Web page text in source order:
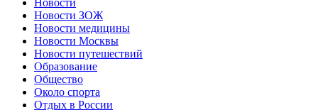
Новости
Новости ЗОЖ
Новости медицины
Новости Москвы
Новости путешествий
Образование
Общество
Около спорта
Отдых в России